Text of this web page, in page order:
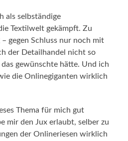
als selbständige
Textilwelt gekämpft. Zu
gegen Schluss nur noch mit
der Detailhandel nicht so
gewünschte hätte. Und ich
die Onlinegiganten wirklich
Thema für mich gut
mir den Jux erlaubt, selber zu
der Onlineriesen wirklich